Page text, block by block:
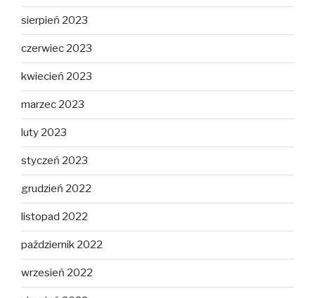
sierpień 2023
czerwiec 2023
kwiecień 2023
marzec 2023
luty 2023
styczeń 2023
grudzień 2022
listopad 2022
październik 2022
wrzesień 2022